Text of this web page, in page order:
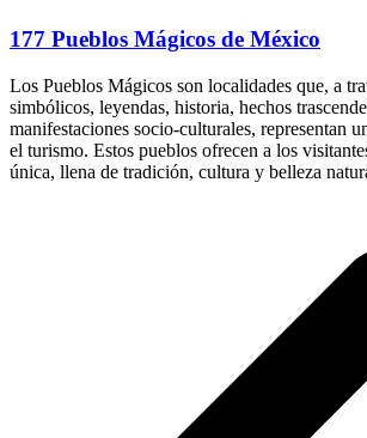
177 Pueblos Mágicos de México
Los Pueblos Mágicos son localidades que, a
simbólicos, leyendas, historia, hechos
manifestaciones socio-culturales, representan
el turismo. Estos pueblos ofrecen a los
única, llena de tradición, cultura y belleza